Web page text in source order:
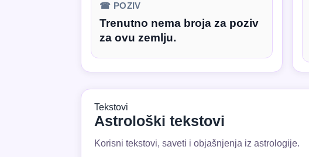
☎ POZIV
Trenutno nema broja za poziv
za ovu zemlju.
Tekstovi
Astrološki tekstovi
Korisni tekstovi, saveti i objašnjenja iz astrologije.